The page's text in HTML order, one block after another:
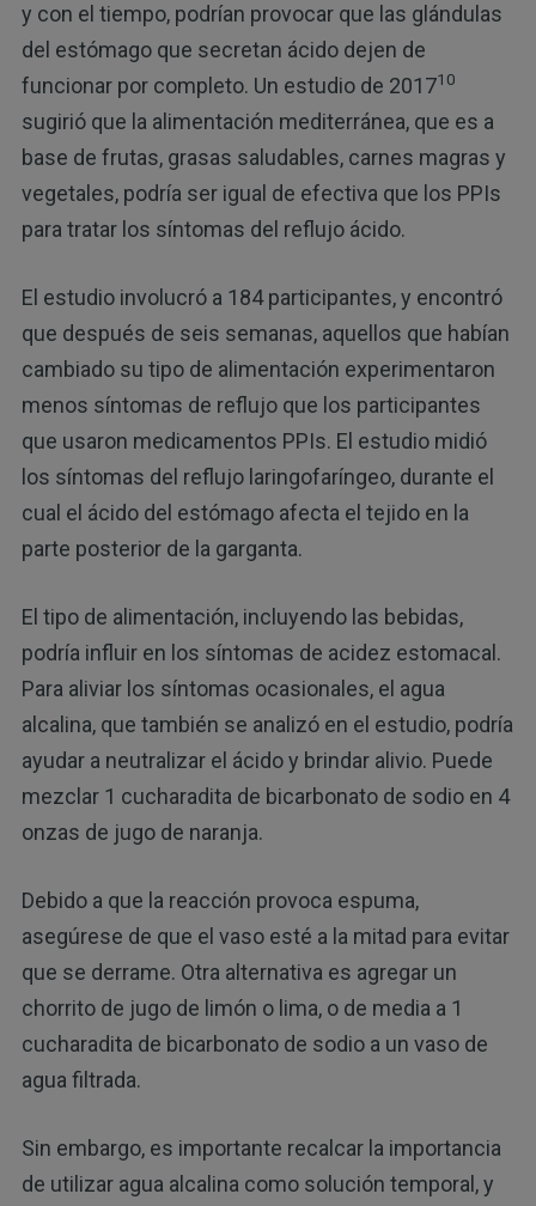
y con el tiempo, podrían provocar que las glándulas
del estómago que secretan ácido dejen de
funcionar por completo. Un estudio de 201710
sugirió que la alimentación mediterránea, que es a
base de frutas, grasas saludables, carnes magras y
vegetales, podría ser igual de efectiva que los PPIs
para tratar los síntomas del reflujo ácido.
El estudio involucró a 184 participantes, y encontró
que después de seis semanas, aquellos que habían
cambiado su tipo de alimentación experimentaron
menos síntomas de reflujo que los participantes
que usaron medicamentos PPIs. El estudio midió
los síntomas del reflujo laringofaríngeo, durante el
cual el ácido del estómago afecta el tejido en la
parte posterior de la garganta.
El tipo de alimentación, incluyendo las bebidas,
podría influir en los síntomas de acidez estomacal.
Para aliviar los síntomas ocasionales, el agua
alcalina, que también se analizó en el estudio, podría
ayudar a neutralizar el ácido y brindar alivio. Puede
mezclar 1 cucharadita de bicarbonato de sodio en 4
onzas de jugo de naranja.
Debido a que la reacción provoca espuma,
asegúrese de que el vaso esté a la mitad para evitar
que se derrame. Otra alternativa es agregar un
chorrito de jugo de limón o lima, o de media a 1
cucharadita de bicarbonato de sodio a un vaso de
agua filtrada.
Sin embargo, es importante recalcar la importancia
de utilizar agua alcalina como solución temporal, y